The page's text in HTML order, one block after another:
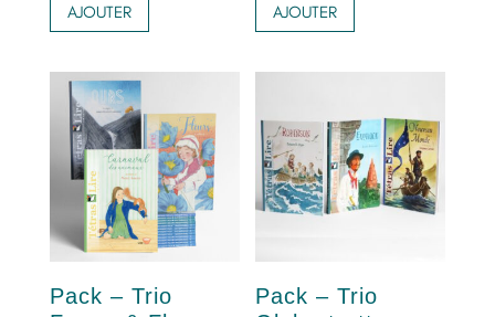
AJOUTER AJOUTER
Pack – Trio
Pack – Trio